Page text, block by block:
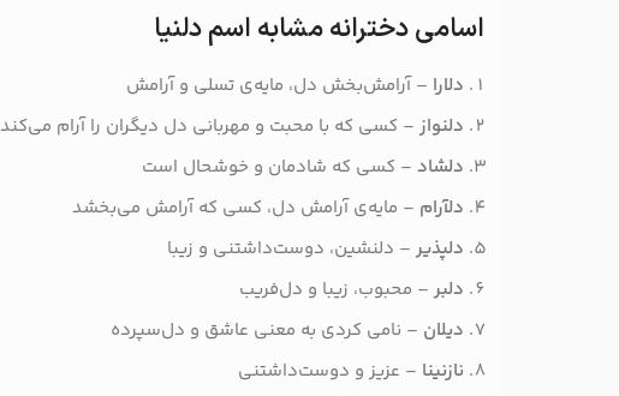
اسامی دخترانه مشابه اسم دلنیا
دلارا – آرامش‌بخش دل، مایه‌ی تسلی و آرامش
دلنواز – کسی که با محبت و مهربانی دل دیگران را آرام می‌کند
دلشاد – کسی که شادمان و خوشحال است
دلآرام – مایه‌ی آرامش دل، کسی که آرامش می‌بخشد
دلپذیر – دلنشین، دوست‌داشتنی و زیبا
دلبر – محبوب، زیبا و دل‌فریب
دیلان – نامی کردی به معنی عاشق و دل‌سپرده
نازنینا – عزیز و دوست‌داشتنی